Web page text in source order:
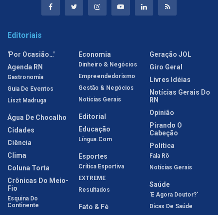
Editoriais
'Por Ocasião…'
Agenda RN
Gastronomia
Guia De Eventos
Liszt Madruga
Água De Chocalho
Cidades
Ciência
Clima
Coluna Torta
Crônicas Do Meio-
Fio
Esquina Do
Continente
Economia
Dinheiro & Negócios
Empreendedorismo
Gestão & Negócios
Notícias Gerais
Editorial
Educação
Língua.com
Esportes
Crítica Esportiva
EXTREME
Resultados
Fato & Fé
Geração JOL
Giro Geral
Livres Idéias
Notícias Gerais Do
RN
Opinião
Pirando O
Cabeção
Política
Fala Rô
Notícias Gerais
Saúde
'E Agora Doutor?'
Dicas De Saúde